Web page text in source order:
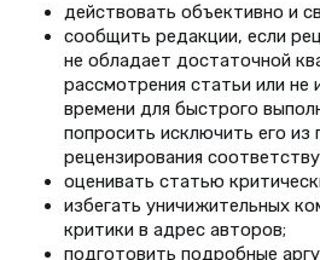
действовать объективно и
сообщить редакции, если
не обладает достаточной
рассмотрения статьи или
времени для быстрого
попросить исключить его из
рецензирования
оценивать статью
избегать уничижительных
критики в адрес авторов;
подготовить подробные